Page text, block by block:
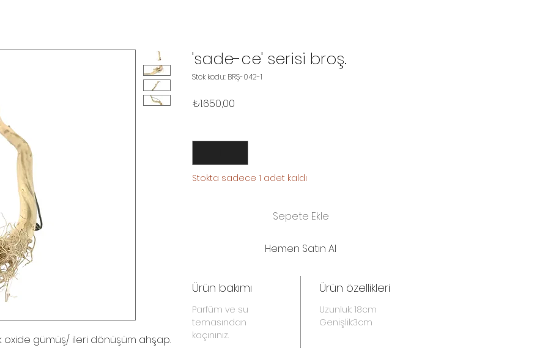
oxide gümüş/ ileri dönüşüm ahşap.
'sade-ce' serisi broş.
Stok kodu: BRŞ-042-1
₺1.650,00
Stokta sadece 1 adet kaldı
Sepete Ekle
Hemen Satın Al
Ürün bakımı
Parfüm ve su
temasından
kaçınınız.
Ürün özellikleri
Uzunluk: 18cm
Genişlik:3cm